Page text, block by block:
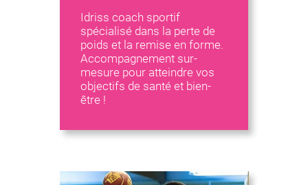
Idriss coach sportif
spécialisé dans la perte de
poids et la remise en forme.
Accompagnement sur-
mesure pour atteindre vos
objectifs de santé et bien-
être !